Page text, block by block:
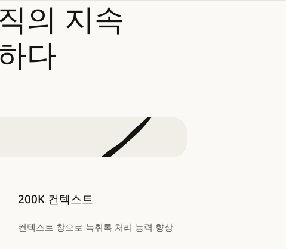
의 지속
다
200K 컨텍스트
컨텍스트 창으로 녹취록 처리 능력 향상